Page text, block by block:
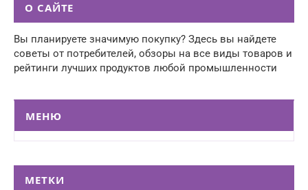
О САЙТЕ
Вы планируете значимую покупку? Здесь вы найдете
советы от потребителей, обзоры на все виды товаров и
рейтинги лучших продуктов любой промышленности
МЕНЮ
МЕТКИ